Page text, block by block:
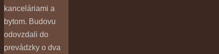
kanceláriami a
bytom. Budovu
odovzdali do
prevádzky o dva